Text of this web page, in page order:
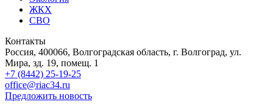
ЖКХ
СВО
Контакты
Россия, 400066, Волгоградская область, г. Волгоград, ул.
Мира, зд. 19, помещ. 1
+7 (8442) 25-19-25
office@riac34.ru
Предложить новость